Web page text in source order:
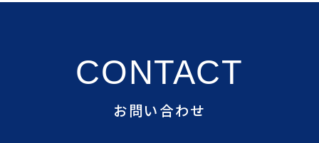
CONTACT
お問い合わせ